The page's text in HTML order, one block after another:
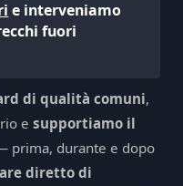
e interveniamo
fuori
di qualità comuni,
esupportiamo il
prima, durante e dopo
diretto di